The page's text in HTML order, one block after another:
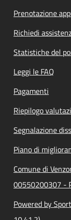
Prenotazione
Richiedi
Statistiche del
Leggi le FAQ
Pagamenti
Riepilogo
Segnalazione
Piano di
Comune di
00550200307 -
Powered by